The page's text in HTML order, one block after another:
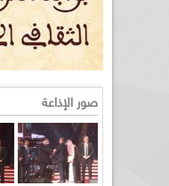
صور الإذاعة